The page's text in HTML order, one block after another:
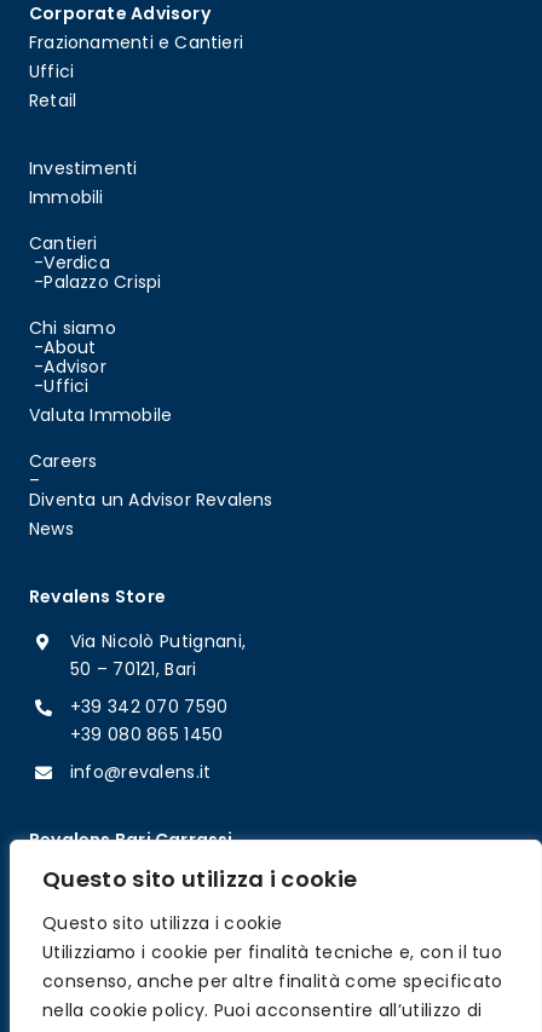
Questo sito utilizza i cookie
Questo sito utilizza i cookie
Utilizziamo i cookie per finalità tecniche e, con il tuo
consenso, anche per altre finalità come specificato
nella cookie policy. Puoi acconsentire all’utilizzo di
Corporate Advisory
Frazionamenti e Cantieri
Uffici
Retail
Investimenti
Immobili
Cantieri
-Verdica
-Palazzo Crispi
Chi siamo
-About
-Advisor
-Uffici
Valuta Immobile
Careers
–
Diventa un Advisor Revalens
News
Revalens Store
Via Nicolò Putignani,
50 – 70121, Bari
+39 342 070 7590
+39 080 865 1450
info@revalens.it
Revalens Bari Carrassi
Viale del Concilio Vaticano II
n° 28 – 70124 Bari​
+39 080 504 1105​
+39 389 796 9044
baricarrassi@revalens.it